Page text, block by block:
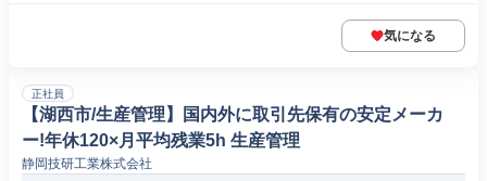
気になる
正社員
【湖西市/生産管理】国内外に取引先保有の安定メーカ
ー!年休120×月平均残業5h 生産管理
静岡技研工業株式会社